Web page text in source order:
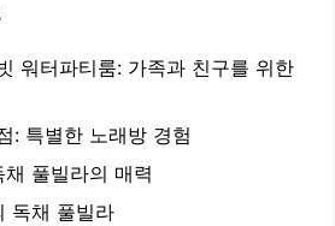
워터파티룸: 가족과 친구를 위한
: 특별한 노래방 경험
풀빌라의 매력
독채 풀빌라